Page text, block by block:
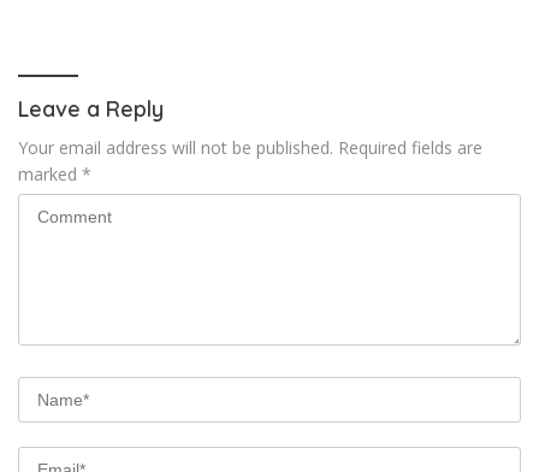
Leave a Reply
Your email address will not be published. Required fields are
marked *